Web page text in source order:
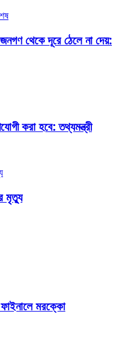
থেকে দূরে ঠেলে না দেয়:
করা হবে: তথ্যমন্ত্রী
মৃত্যু
ফাইনালে মরক্কো